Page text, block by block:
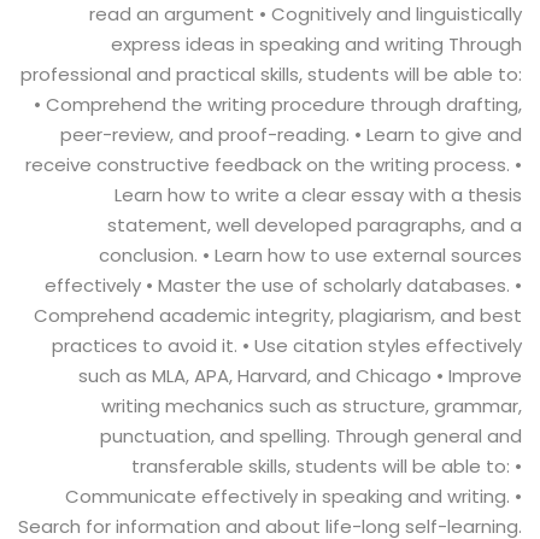
read an argument • Cognitively and linguistically
express ideas in speaking and writing Through
professional and practical skills, students will be able to:
• Comprehend the writing procedure through drafting,
peer-review, and proof-reading. • Learn to give and
receive constructive feedback on the writing process. •
Learn how to write a clear essay with a thesis
statement, well developed paragraphs, and a
conclusion. • Learn how to use external sources
effectively • Master the use of scholarly databases. •
Comprehend academic integrity, plagiarism, and best
practices to avoid it. • Use citation styles effectively
such as MLA, APA, Harvard, and Chicago • Improve
writing mechanics such as structure, grammar,
punctuation, and spelling. Through general and
transferable skills, students will be able to: •
Communicate effectively in speaking and writing. •
Search for information and about life-long self-learning.